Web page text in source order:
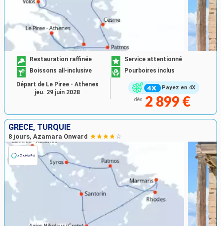
Payez en 4X
Restauration raffinée
Service attentionné
Boissons all-inclusive
Pourboires inclus
dès 2 899 €
Départ de Le Piree - Athenes
jeu. 29 juin 2028
GRÈCE, TURQUIE
8 jours, Azamara Onward